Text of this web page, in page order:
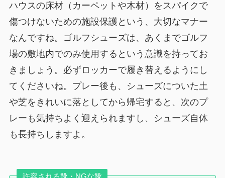
ハウスの床材（カーペットや木材）をスパイクで
傷つけないための施設保護という、大切なマナー
なんですね。ゴルフシューズは、あくまでゴルフ
場の敷地内でのみ使用するという意識を持ってお
きましょう。必ずロッカーで履き替えるようにし
てくださいね。プレー後も、シューズについた土
や芝をきれいに落としてから帰宅すると、次のプ
レーも気持ちよく迎えられますし、シューズ自体
も長持ちしますよ。